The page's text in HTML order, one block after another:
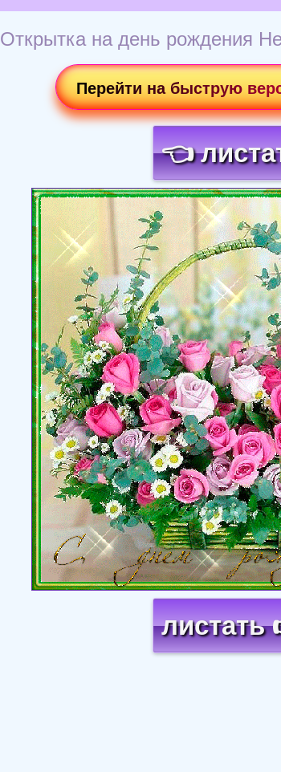
Открытка на день рождения
Перейти на быструю
👈
Загрузка
листать